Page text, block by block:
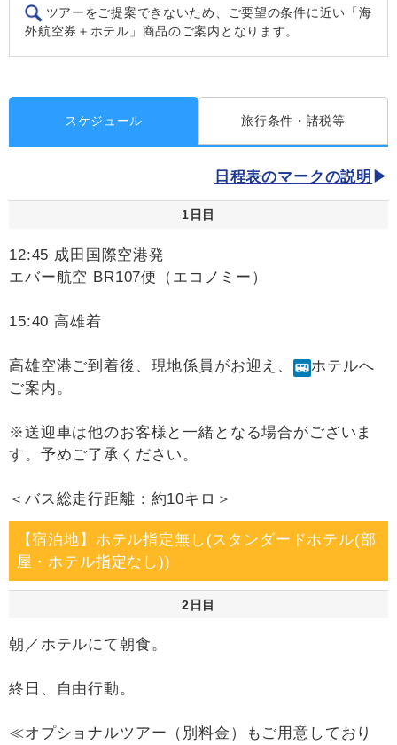
ツアーをご提案できないため、ご要望の条件に近い「海
外航空券＋ホテル」商品のご案内となります。
スケジュール 旅行条件・諸税等
日程表のマークの説明
1日目
12:45 成田国際空港発
エバー航空 BR107便（エコノミー）
15:40 高雄着
高雄空港ご到着後、現地係員がお迎え、
ホテルへ
ご案内。
※送迎車は他のお客様と一緒となる場合がございま
す。予めご了承ください。
＜バス総走行距離：約10キロ＞
【宿泊地】ホテル指定無し(スタンダードホテル(部
屋・ホテル指定なし))
2日目
朝／ホテルにて朝食。
終日、自由行動。
≪オプショナルツアー（別料金）もご用意しており